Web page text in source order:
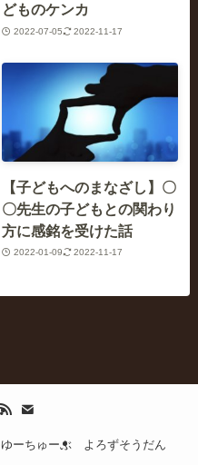
どものケンカ
2022-07-05 2022-11-17
【子どもへのまなざし】〇
〇先生の子どもとの関わり
方に感銘を受けた話
2022-01-09 2022-11-17
ゆーちゅーぶ
よろずそうだん